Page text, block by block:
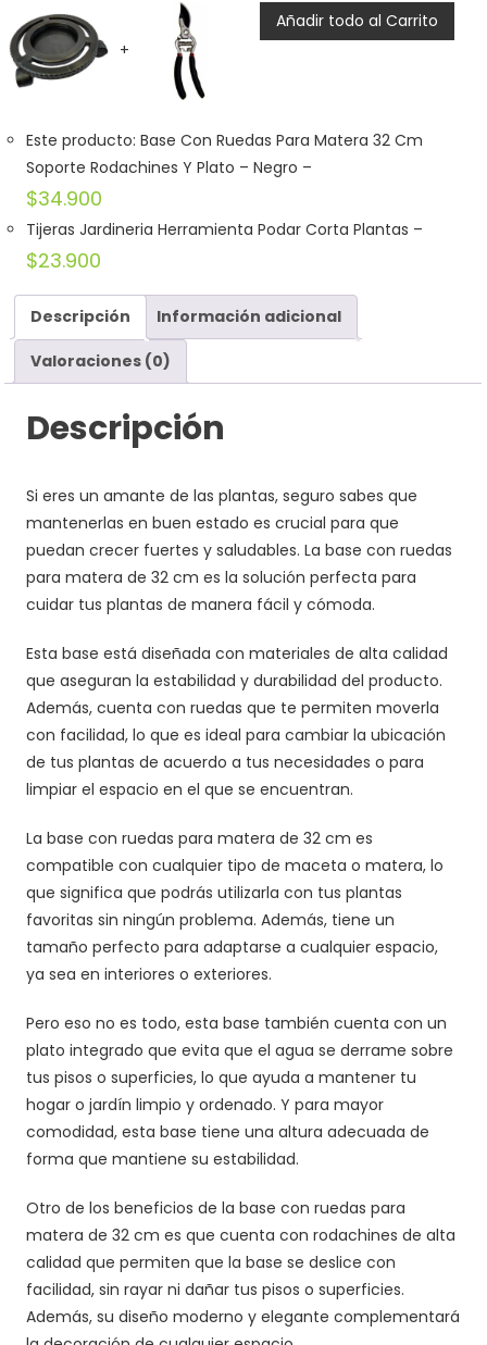
+
Añadir todo al Carrito
Este producto: Base Con Ruedas Para Matera 32 Cm
Soporte Rodachines Y Plato – Negro –
$34.900
Tijeras Jardineria Herramienta Podar Corta Plantas –
$23.900
Descripción Información adicional
Valoraciones (0)
Descripción
Si eres un amante de las plantas, seguro sabes que
mantenerlas en buen estado es crucial para que
puedan crecer fuertes y saludables. La base con ruedas
para matera de 32 cm es la solución perfecta para
cuidar tus plantas de manera fácil y cómoda.
Esta base está diseñada con materiales de alta calidad
que aseguran la estabilidad y durabilidad del producto.
Además, cuenta con ruedas que te permiten moverla
con facilidad, lo que es ideal para cambiar la ubicación
de tus plantas de acuerdo a tus necesidades o para
limpiar el espacio en el que se encuentran.
La base con ruedas para matera de 32 cm es
compatible con cualquier tipo de maceta o matera, lo
que significa que podrás utilizarla con tus plantas
favoritas sin ningún problema. Además, tiene un
tamaño perfecto para adaptarse a cualquier espacio,
ya sea en interiores o exteriores.
Pero eso no es todo, esta base también cuenta con un
plato integrado que evita que el agua se derrame sobre
tus pisos o superficies, lo que ayuda a mantener tu
hogar o jardín limpio y ordenado. Y para mayor
comodidad, esta base tiene una altura adecuada de
forma que mantiene su estabilidad.
Otro de los beneficios de la base con ruedas para
matera de 32 cm es que cuenta con rodachines de alta
calidad que permiten que la base se deslice con
facilidad, sin rayar ni dañar tus pisos o superficies.
Además, su diseño moderno y elegante complementará